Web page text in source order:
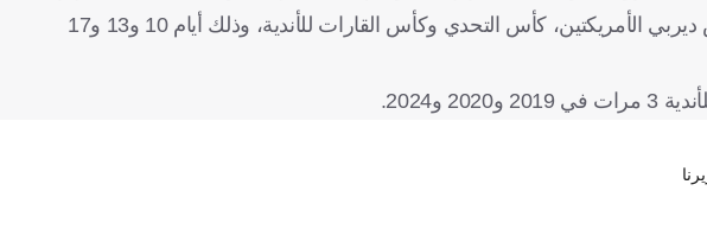
المقبل، تنافس الأندية المشاركة للفوز بثلاثة ألقاب هي؛ كأس ديربي الأمريكتين، كأس التحدي وكأس القارات للأندية، وذلك أيام 10 و13 و17
و2024.